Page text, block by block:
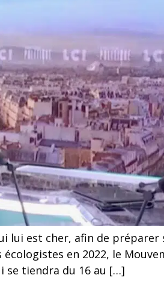
est cher, afin de
en 2022, le
se tiendra du 16 au […]